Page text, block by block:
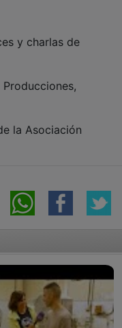
y charlas de
Producciones,
la Asociación